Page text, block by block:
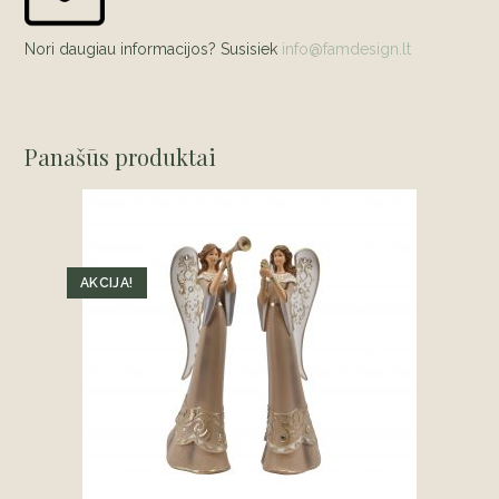
Nori daugiau informacijos? Susisiek info@famdesign.lt
Panašūs produktai
AKCIJA!